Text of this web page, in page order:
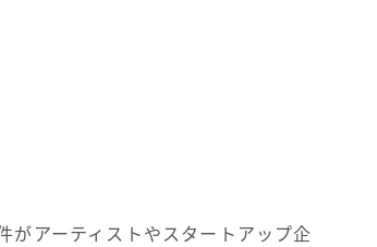
がアーティストやスタートアップ企